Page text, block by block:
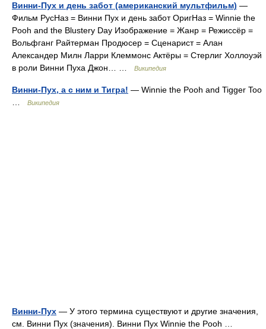
Винни-Пух и день забот (американский мультфильм) —
Фильм РусНаз = Винни Пух и день забот ОригНаз = Winnie the
Pooh and the Blustery Day Изображение = Жанр = Режиссёр =
Вольфганг Райтерман Продюсер = Сценарист = Алан
Александер Милн Ларри Клеммонс Актёры = Стерлиг Холлоуэй
в роли Винни Пуха Джон… …
Википедия
Винни-Пух, а с ним и Тигра! — Winnie the Pooh and Tigger Too
Википедия
Винни-Пух — У этого термина существуют и другие значения,
см. Винни Пух (значения). Винни Пух Winnie the Pooh …